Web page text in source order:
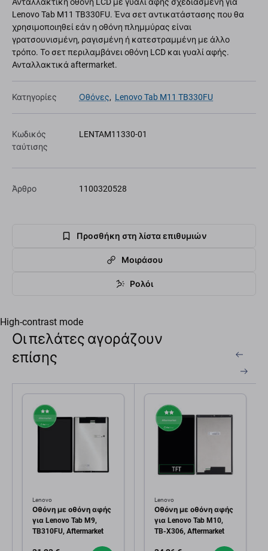
Ανταλλακτική οθόνη LCD με γυαλί αφής σχεδιασμένη για
Lenovo Tab M11 TB330FU. Ένα σετ αντικατάστασης που θα
χρησιμοποιηθεί εάν η οθόνη πλημμύρας είναι
γρατσουνισμένη, ραγισμένη ή κατεστραμμένη με άλλο
τρόπο. Το σετ περιλαμβάνει οθόνη LCD και γυαλί αφής.
Ανταλλακτικά aftermarket.
Κατηγορίες Οθόνες, Lenovo Tab M11 TB330FU
Κωδικός
ταύτισης
LENTAM11330-01
Άρθρο 1100320528
Προσθήκη στη λίστα επιθυμιών
Μοιράσου
Ρολόι
High-contrast mode
Οι πελάτες αγοράζουν
επίσης
Lenovo
Οθόνη με οθόνη αφής
για Lenovo Tab M9,
TB310FU, Aftermarket
Lenovo
Οθόνη με οθόνη αφής
για Lenovo Tab M10,
TB-X306, Aftermarket